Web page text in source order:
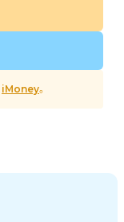
iMoney。